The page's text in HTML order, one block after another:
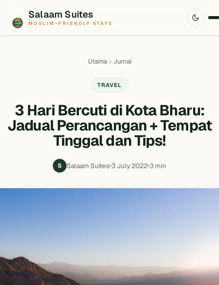
Salaam Suites
MUSLIM-FRIENDLY STAYS
Utama Jurnal
TRAVEL
3 Hari Bercuti di Kota Bharu:
Jadual Perancangan + Tempat
Tinggal dan Tips!
S Salaam Suites 3 July 2022 3 min